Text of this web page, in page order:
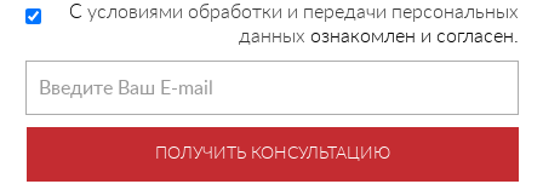
C условиями обработки и передачи персональных
данных ознакомлен и согласен.
ПОЛУЧИТЬ КОНСУЛЬТАЦИЮ